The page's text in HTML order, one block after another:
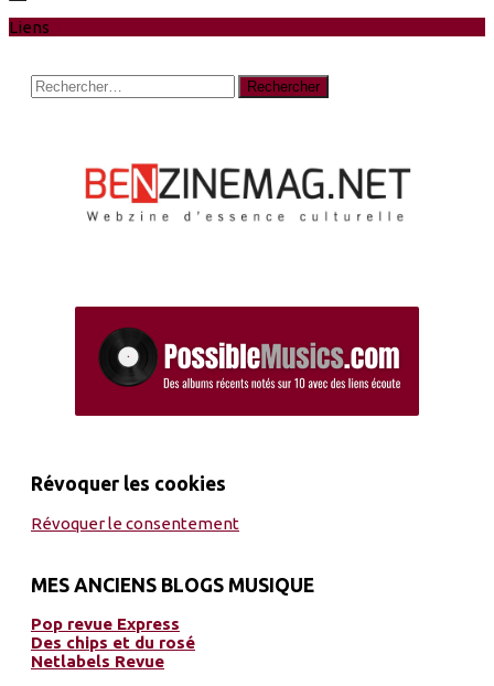
Liens
Rechercher :
Révoquer les cookies
Révoquer le consentement
MES ANCIENS BLOGS MUSIQUE
Pop revue Express
Des chips et du rosé
Netlabels Revue